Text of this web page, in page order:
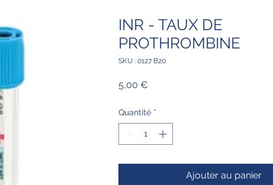
INR - TAUX DE
PROTHROMBINE
SKU : 0127 B20
5,00 €
Quantité *
Ajouter au panier